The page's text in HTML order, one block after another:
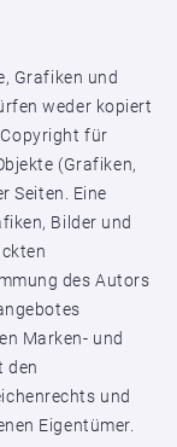
Grafiken und
weder kopiert
für
(Grafiken,
Seiten. Eine
Bilder und
des Autors
Marken- und
den
und
Eigentümer.